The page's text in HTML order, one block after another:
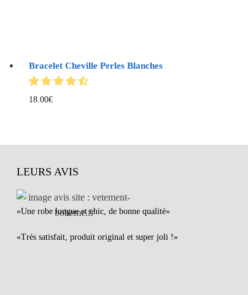
Bracelet Cheville Perles Blanches
18.00€
LEURS AVIS
«Une robe longue et chic, de bonne qualité»
«Très satisfait, produit original et super joli !»